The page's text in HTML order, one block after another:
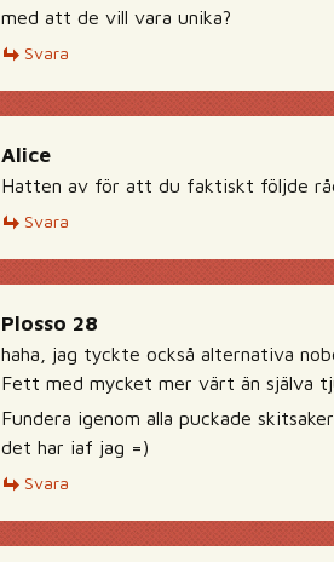
med att de vill vara unika?
Svara
Alice
Hatten av för att du faktiskt följde
Svara
Plosso 28
haha, jag tyckte också alternativa
Fett med mycket mer värt än själva
Fundera igenom alla puckade
det har iaf jag =)
Svara